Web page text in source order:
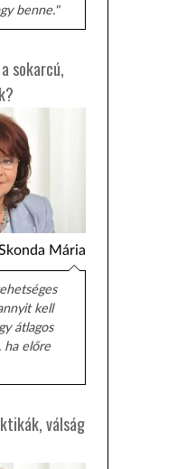
benne."
sokarcú,
Mária
kell
átlagos
ha előre
válság